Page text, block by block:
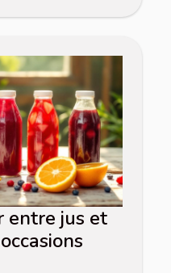
entre jus et